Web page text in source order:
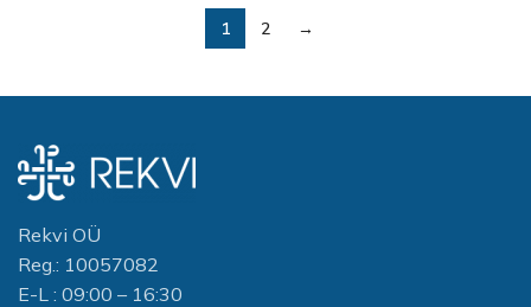
1 2 →
Rekvi OÜ
Reg.: 10057082
E-L : 09:00 – 16:30